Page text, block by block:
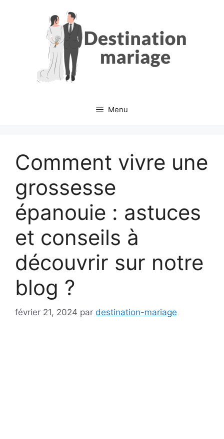
Menu
Comment vivre une
grossesse
épanouie : astuces
et conseils à
découvrir sur notre
blog ?
février 21, 2024 par destination-mariage